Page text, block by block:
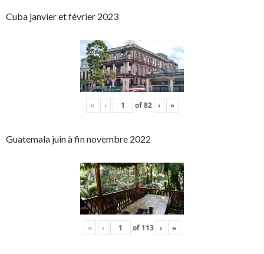
Cuba janvier et février 2023
« ‹ of82 › »
Guatemala juin à fin novembre 2022
« ‹ of 113 › »